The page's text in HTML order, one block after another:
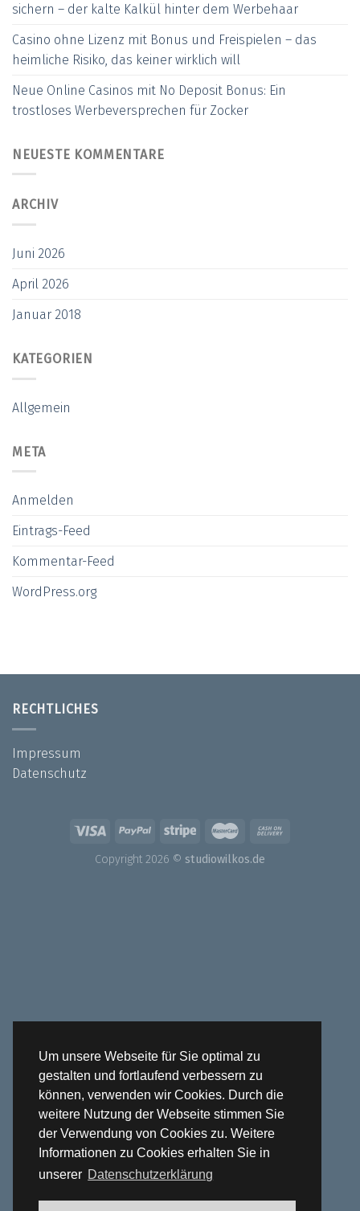
Um unsere Webseite für Sie optimal zu
gestalten und fortlaufend verbessern zu
können, verwenden wir Cookies. Durch die
weitere Nutzung der Webseite stimmen Sie
der Verwendung von Cookies zu. Weitere
Informationen zu Cookies erhalten Sie in
unserer Datenschutzerklärung
sichern – der kalte Kalkül hinter dem Werbehaar
Casino ohne Lizenz mit Bonus und Freispielen – das
heimliche Risiko, das keiner wirklich will
Neue Online Casinos mit No Deposit Bonus: Ein
trostloses Werbeversprechen für Zocker
NEUESTE KOMMENTARE
ARCHIV
Juni 2026
April 2026
Januar 2018
KATEGORIEN
Allgemein
META
Anmelden
Eintrags-Feed
Kommentar-Feed
WordPress.org
RECHTLICHES
Impressum
Datenschutz
Copyright 2026 © studiowilkos.de